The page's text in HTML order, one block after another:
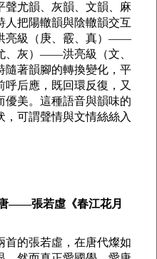
聲尤韻、灰韻、文韻、麻
人把陽轍韻與陰轍韻交互
亮級（庚、霰、真）——
灰）——洪亮級（文、
著韻腳的轉換變化，平
呼后應，既回環反復，又
優美。這種語音與韻味的
可謂聲情與文情絲絲入
——張若虛《春江花月
張若虛，在唐代燦如